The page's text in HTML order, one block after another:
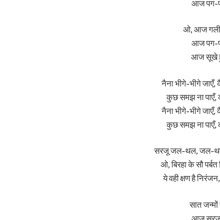
आज पग-
ओ, आज
आज पग-
आज सूखे
नैना भीगे-भीगे
कुछ समझ ना पाएँ,
नैना भीगे-भीगे
कुछ समझ ना पाएँ,
सरजू जल-थल, जल-थल
ओ, बिरहा के सौ
ये वही क्षण है
सात